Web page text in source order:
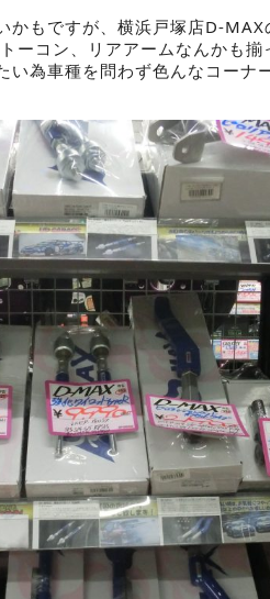
かもですが、横浜戸塚店D-
ーコン、リアアームなんかも
い為車種を問わず色んなコーナ